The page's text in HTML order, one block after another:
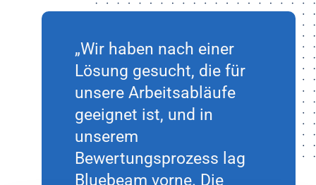
„Wir haben nach einer
Lösung gesucht, die für
unsere Arbeitsabläufe
geeignet ist, und in
unserem
Bewertungsprozess lag
Bluebeam vorne. Die